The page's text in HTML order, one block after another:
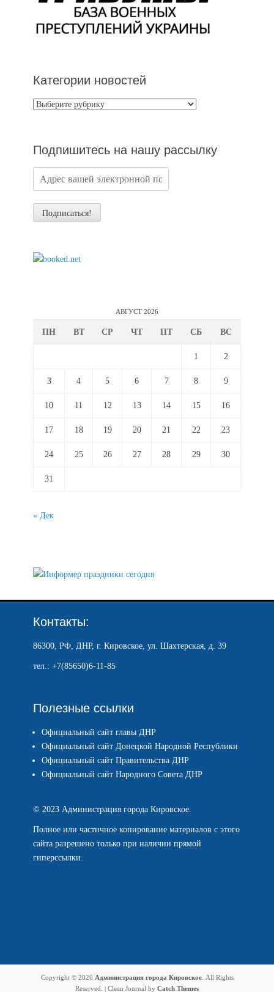
Категории новостей
Категории
Подпишитесь на нашу рассылку
АВГУСТ 2026
ПН ВТ СР ЧТ ПТ СБ ВС
1 2
3 4 5 6 7 8 9
10 11 12 13 14 15 16
17 18 19 20 21 22 23
24 25 26 27 28 29 30
31
« Дек
Контакты:
86300, РФ, ДНР, г. Кировское, ул. Шахтерская, д. 39
тел.: +7(85650)6-11-85
Полезные ссылки
Официальный сайт главы ДНР
Официальный сайт Донецкой Народной Республики
Официальный сайт Правительства ДНР
Официальный сайт Народного Совета ДНР
© 2023 Администрация города Кировское.
Полное или частичное копирование материалов с этого
сайта разрешено только при наличии прямой
гиперссылки.
Copyright © 2026 Администрация города Кировское. All Rights
Reserved. | Clean Journal by Catch Themes